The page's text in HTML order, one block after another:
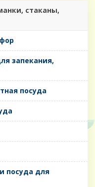
стаканы,
запекания,
посуда
посуда для